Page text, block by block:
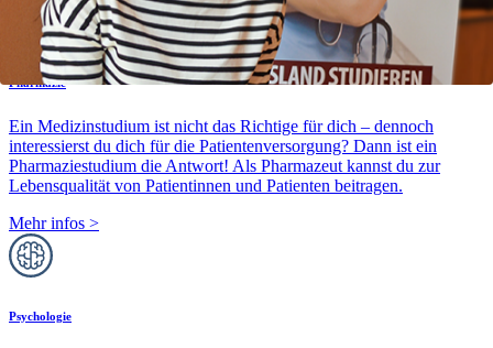
Pharmazie
Ein Medizinstudium ist nicht das Richtige für dich – dennoch
interessierst du dich für die Patientenversorgung? Dann ist ein
Pharmaziestudium die Antwort! Als Pharmazeut kannst du zur
Lebensqualität von Patientinnen und Patienten beitragen.
Mehr infos >
Psychologie